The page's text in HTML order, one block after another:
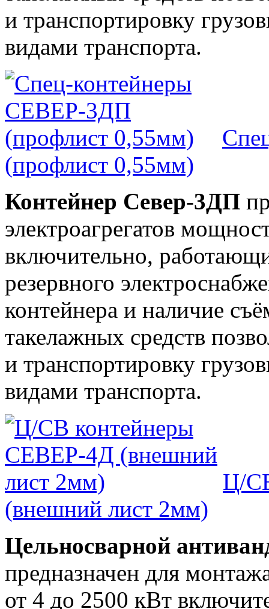
и транспортировку
видами транспорта.
(профлист 0,55мм)
Контейнер Север-3ДП
электроагрегатов
включительно,
резервного
контейнера и наличие
такелажных средств
и транспортировку
видами транспорта.
Ц/
(внешний лист 2мм)
Цельносварной
предназначен для
от 4 до 2500 кВт